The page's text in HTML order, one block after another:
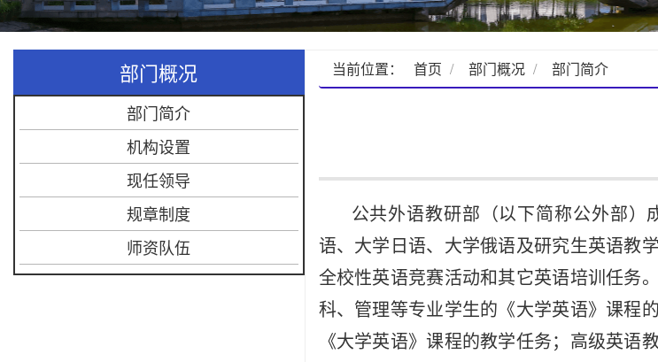
部门概况
部门简介
机构设置
现任领导
规章制度
师资队伍
当前位置： 首页 部门概况 部门简介
公共外语教研部（以下简称公外部）
语、大学日语、大学俄语及研究生英语教
全校性英语竞赛活动和其它英语培训任务
科、管理等专业学生的《大学英语》课程
《大学英语》课程的教学任务；高级英语